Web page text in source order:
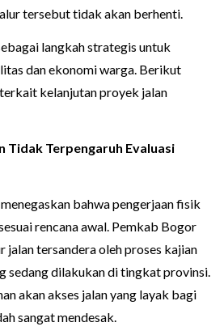
tersebut tidak akan berhenti.
langkah strategis untuk
dan ekonomi warga. Berikut
kelanjutan proyek jalan
Tidak Terpengaruh Evaluasi
bahwa pengerjaan fisik
rencana awal. Pemkab Bogor
tersandera oleh proses kajian
sedang dilakukan di tingkat provinsi.
akan akses jalan yang layak bagi
sangat mendesak.